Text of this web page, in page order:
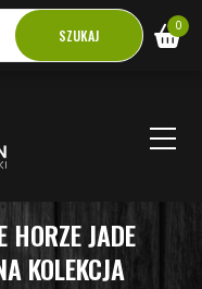
SZUKAJ 0
HORZE JADE
KOLEKCJA